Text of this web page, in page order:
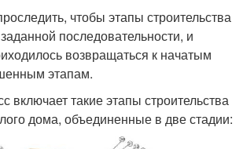
чтобы этапы строительства
последовательности, и
возвращаться к начатым
этапам.
включает такие этапы строительства
дома, объединенные в две стадии: